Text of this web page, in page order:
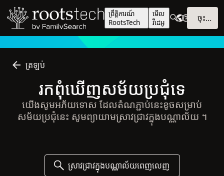
ព្រឹត្តិការណ៍
RootsTech
មើល​
វីដេអូ
ចុះ​ឈ្មោះ
ត្រឡប់
រក​ពុំ​ឃើញ​សម័យ​ប្រជុំ​ទេ
យើង​សូម​អភ័យទោស ដែល​តំណភ្ជាប់​នេះ​ខូច​សម្រាប់​
សម័យ​ប្រជុំ​នេះ សូម​ព្យាយាម​ស្រាវជ្រាវ​ក្នុង​បណ្ណាល័យ ។
ស្រាវជ្រាវ​ក្នុង​បណ្ណាល័យ​ពេញលេញ